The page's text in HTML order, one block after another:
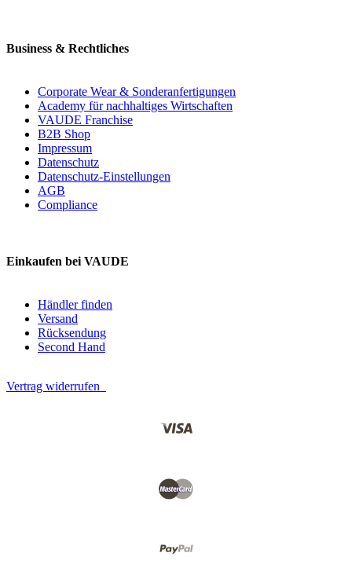
Business & Rechtliches
Corporate Wear & Sonderanfertigungen
Academy für nachhaltiges Wirtschaften
VAUDE Franchise
B2B Shop
Impressum
Datenschutz
Datenschutz-Einstellungen
AGB
Compliance
Einkaufen bei VAUDE
Händler finden
Versand
Rücksendung
Second Hand
Vertrag widerrufen